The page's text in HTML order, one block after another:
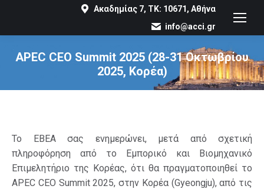
Ακαδημίας 7, ΤΚ: 10671, Αθήνα
info@acci.gr
APEC CEO Summit 2025 (28-31 Οκτωβρίου
2025, Κορέα)
You are here:
Το ΕΒΕΑ σας ενημερώνει, μετά από σχετική
πληροφόρηση από το Εμπορικό και Βιομηχανικό
Επιμελητήριο της Κορέας, ότι θα πραγματοποιηθεί το
APEC CEO Summit 2025, στην Κορέα (Gyeongju), από τις